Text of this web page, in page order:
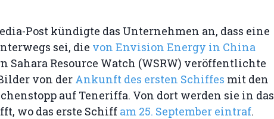
Post kündigte das Unternehmen an, dass eine
sei, die von Envision Energy in China
Sahara Resource Watch (WSRW) veröffentlichte
von der Ankunft des ersten Schiffes mit den
auf Teneriffa. Von dort werden sie in das
wo das erste Schiff am 25. September eintraf.